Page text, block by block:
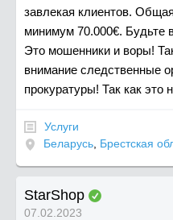
завлекая клиентов.
минимум 70.000€. Будьте
Это мошенники и воры!
внимание следственные
прокуратуры! Так как это
Услуги
Беларусь, Брестская
StarShop
07.02.2023